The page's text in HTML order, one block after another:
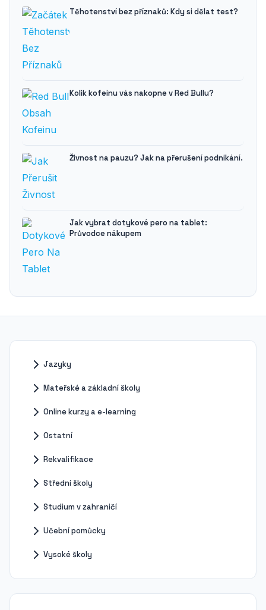
Těhotenství bez příznaků: Kdy si dělat test?
Kolik kofeinu vás nakopne v Red Bullu?
Živnost na pauzu? Jak na přerušení podnikání.
Jak vybrat dotykové pero na tablet:
Průvodce nákupem
Jazyky
Mateřské a základní školy
Online kurzy a e-learning
Ostatní
Rekvalifikace
Střední školy
Studium v zahraničí
Učební pomůcky
Vysoké školy